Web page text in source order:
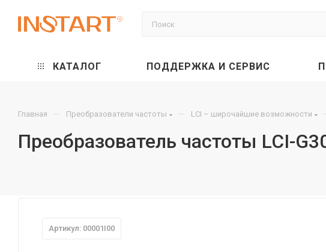
КАТАЛОГ ПОДДЕРЖКА И СЕРВИС
Главная — Преобразователи частоты — LCI – широчайшие возможности
Преобразователь частоты LCI-
Артикул: 00001I00